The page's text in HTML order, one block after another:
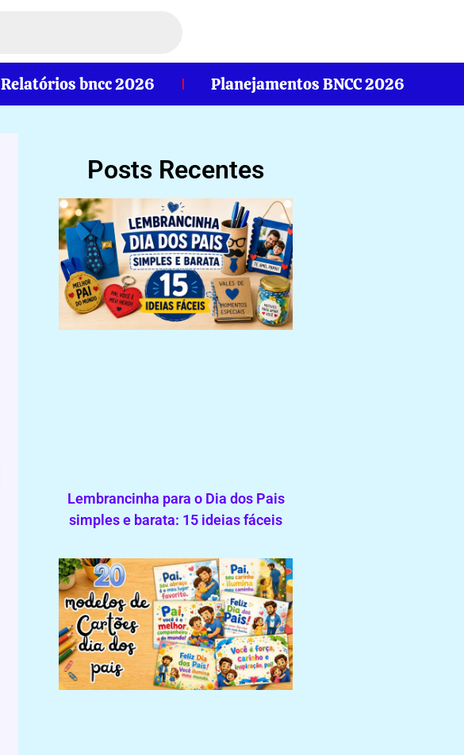
Relatórios bncc 2026 Planejamentos BNCC 2026
Posts Recentes
Lembrancinha para o Dia dos Pais
simples e barata: 15 ideias fáceis